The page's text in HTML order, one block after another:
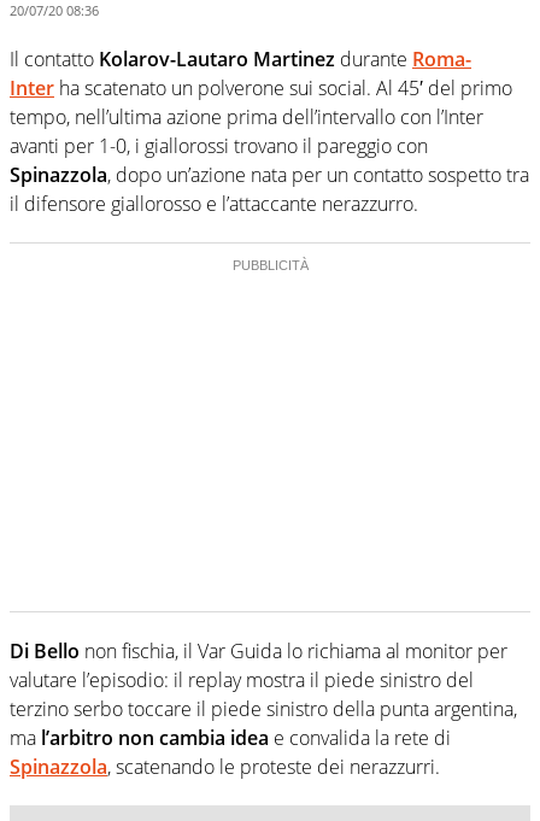
20/07/20 08:36
Il contatto Kolarov-Lautaro Martinez durante Roma-
Inter ha scatenato un polverone sui social. Al 45′ del primo
tempo, nell’ultima azione prima dell’intervallo con l’Inter
avanti per 1-0, i giallorossi trovano il pareggio con
Spinazzola, dopo un’azione nata per un contatto sospetto tra
il difensore giallorosso e l’attaccante nerazzurro.
Di Bello non fischia, il Var Guida lo richiama al monitor per
valutare l’episodio: il replay mostra il piede sinistro del
terzino serbo toccare il piede sinistro della punta argentina,
ma l’arbitro non cambia idea e convalida la rete di
Spinazzola, scatenando le proteste dei nerazzurri.